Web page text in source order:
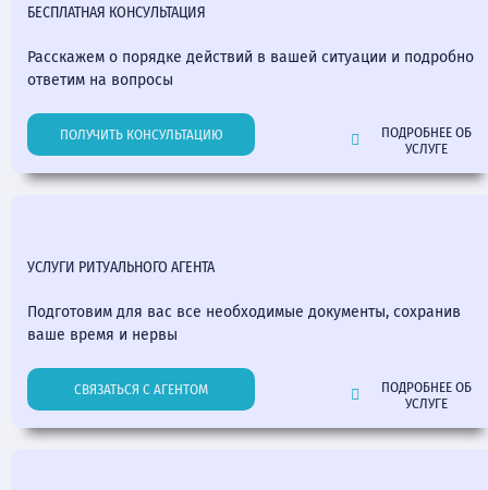
БЕСПЛАТНАЯ КОНСУЛЬТАЦИЯ
Расскажем о порядке действий в вашей ситуации и подробно
ответим на вопросы
ПОЛУЧИТЬ КОНСУЛЬТАЦИЮ
ПОДРОБНЕЕ ОБ
УСЛУГЕ
УСЛУГИ РИТУАЛЬНОГО АГЕНТА
Подготовим для вас все необходимые документы, сохранив
ваше время и нервы
СВЯЗАТЬСЯ С АГЕНТОМ
ПОДРОБНЕЕ ОБ
УСЛУГЕ